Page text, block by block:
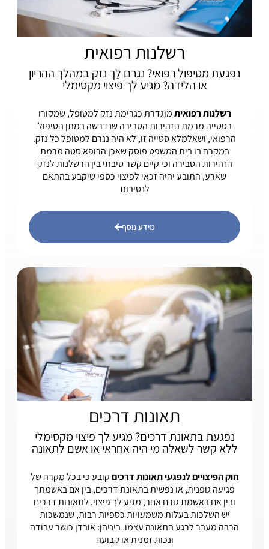
רשלנות רפואית
נפגעת מטיפול רפואי? נגרם לַך נזק במהלך ההריון
או הלידה? מגיע לך פיצוי מקסימלי
רשלנות רפואיתמוגדרת כגרימת נזק למטופל, שמקורו
בסטייה מרמת הזהירות הסבירה שנדרשה במתן הטיפול
הרפואי, ושאלמלא סטייה זו, לא היה נגרם למטופל כל נזק.
במקרה בו בית המשפט פוסק שאכן הרופא סטה מרמת
הזהירות הסבירה וכי קיים קשר סיבתי בין הרשלנות לנזק
שארע, התובע יהיה זכאי לפיצוי כספי שיקבע בהתאם
לנסיבות
מידע נוסף
תאונות דרכים
נפגעת בתאונת דרכים? מגיע לך פיצוי מקסימלי
ללא קשר לשאלה מי היה אחראי או אשם לתאונה
חוק הפיצויים לנפגעי תאונות דרכיםקובע כי בכל מקרה של
פגיעה גופנית, או נפשית בתאונת דרכים, בין אם באשמתך
ובין אם באשמת גורם אחר, מגיע לך פיצוי. לתאונות דרכים
יש השלכות בעלות משמעויות כספיות רבות, שנמשכות
הרבה מעבר לרגע התאונה עצמו. ביניהן: אובדן כושר עבודה
ונכות זמנית או קבועה